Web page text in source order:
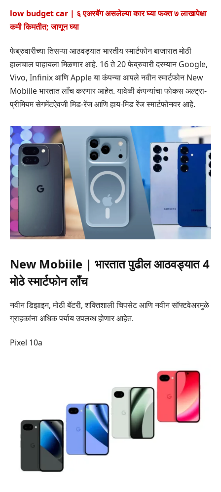
low budget car | ६ एअरबॅग असलेल्या कार घ्या फक्त ७ लाखापेक्षा
कमी किमतीत; जाणून घ्या
फेब्रुवारीच्या तिसऱ्या आठवड्यात भारतीय स्मार्टफोन बाजारात मोठी
हालचाल पाहायला मिळणार आहे. 16 ते 20 फेब्रुवारी दरम्यान Google,
Vivo, Infinix आणि Apple या कंपन्या आपले नवीन स्मार्टफोन New
Mobiile भारतात लाँच करणार आहेत. यावेळी कंपन्यांचा फोकस अल्ट्रा-
प्रीमियम सेगमेंटऐवजी मिड-रेंज आणि हाय-मिड रेंज स्मार्टफोनवर आहे.
New Mobiile | भारतात पुढील आठवड्यात 4
मोठे स्मार्टफोन लाँच
नवीन डिझाइन, मोठी बॅटरी, शक्तिशाली चिपसेट आणि नवीन सॉफ्टवेअरमुळे
ग्राहकांना अधिक पर्याय उपलब्ध होणार आहेत.
Pixel 10a